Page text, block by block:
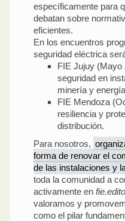
específicamente para
debatan sobre
eficientes.
En los encuentros
seguridad eléctrica
FIE Jujuy (Mayo
seguridad en
minería y
FIE Mendoza
resiliencia y
distribución.
Para nosotros,
forma de renovar el
de las instalaciones y
toda la comunidad a
activamente en
valoramos y
como el pilar